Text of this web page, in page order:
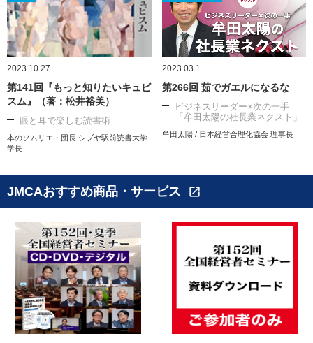
2023.10.27
第141回『もっと知りたいキュビ
スム』（著：松井裕美）
眼と耳で楽しむ読書術
本のソムリエ・団長 シブヤ駅前読書大学
学長
2023.03.1
第266回 茹でガエルになるな
ビジネスリーダー×次の一手
「牟田太陽の社長業ネクスト」
牟田太陽 / 日本経営合理化協会 理事長
JMCAおすすめ商品・サービス open_in_new